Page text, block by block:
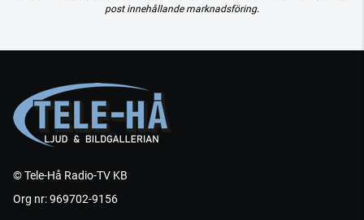
post innehållande marknadsföring.
© Tele-Hå Radio-TV KB
Org nr: 969702-9156